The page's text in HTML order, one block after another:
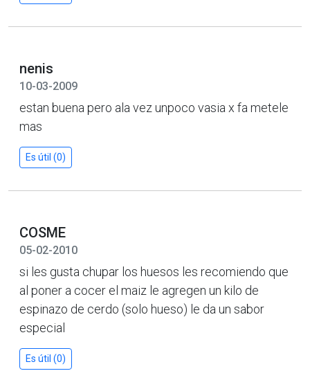
nenis
10-03-2009
estan buena pero ala vez unpoco vasia x fa metele
mas
Es útil (0)
COSME
05-02-2010
si les gusta chupar los huesos les recomiendo que
al poner a cocer el maiz le agregen un kilo de
espinazo de cerdo (solo hueso) le da un sabor
especial
Es útil (0)